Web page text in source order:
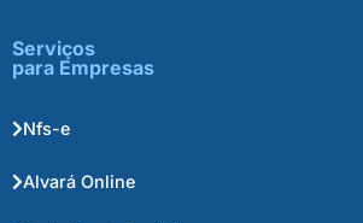
Serviços
para Empresas
Nfs-e
Alvará Online